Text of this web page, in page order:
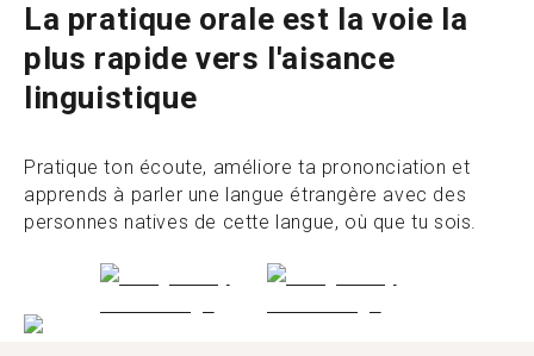
La pratique orale est la voie la
plus rapide vers l'aisance
linguistique
Pratique ton écoute, améliore ta prononciation et
apprends à parler une langue étrangère avec des
personnes natives de cette langue, où que tu sois.